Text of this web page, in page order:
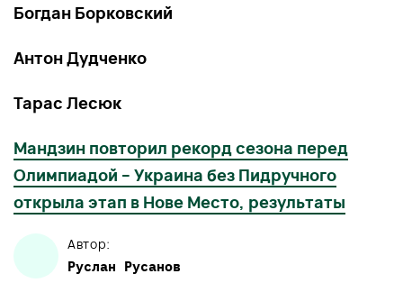
Богдан Борковский
Антон Дудченко
Тарас Лесюк
Мандзин повторил рекорд сезона перед
Олимпиадой – Украина без Пидручного
открыла этап в Нове Место, результаты
Автор:
Руслан Русанов